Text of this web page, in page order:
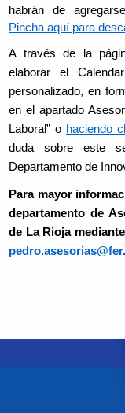
habrán de
Pincha aquí para
A través de la
elaborar el
personalizado, en
en el apartado
Laboral” o haciendo
duda sobre este
Departamento de
Para mayor
departamento de
de La Rioja